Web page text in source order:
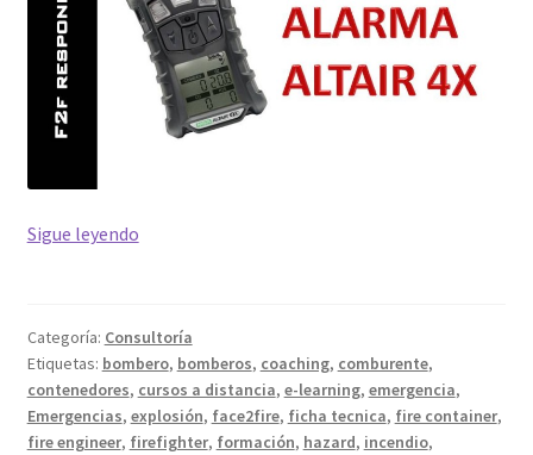
Sigue leyendoAlarmas
gases
Altair
4x
(MSA)
Categoría: Consultoría
Etiquetas: bombero, bomberos, coaching, comburente,
contenedores, cursos a distancia, e-learning, emergencia,
Emergencias, explosión, face2fire, ficha tecnica, fire container,
fire engineer, firefighter, formación, hazard, incendio,